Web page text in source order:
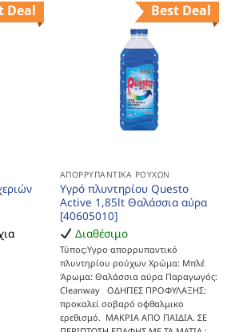
Deal
Best Deal
ΑΠΟΡΡΥΠΑΝΤΙΚΆ ΡΟΎΧΩΝ
Υγρό πλυντηρίου Questo
Active 1,85lt Θαλάσσια αύρα
[40605010]
Διαθέσιμο
Τύπος:Υγρο απορρυπαντικό
πλυντηρίου ρούχων Χρώμα: Μπλέ
Άρωμα: Θαλάσσια αύρα Παραγωγός:
Cleanway ΟΔΗΓΙΕΣ ΠΡΟΦΥΛΑΞΗΣ:
προκαλεί σοβαρό οφθαλμικο
ερεθισμό. ΜΑΚΡΙΑ ΑΠΟ ΠΑΙΔΙΑ. ΣΕ